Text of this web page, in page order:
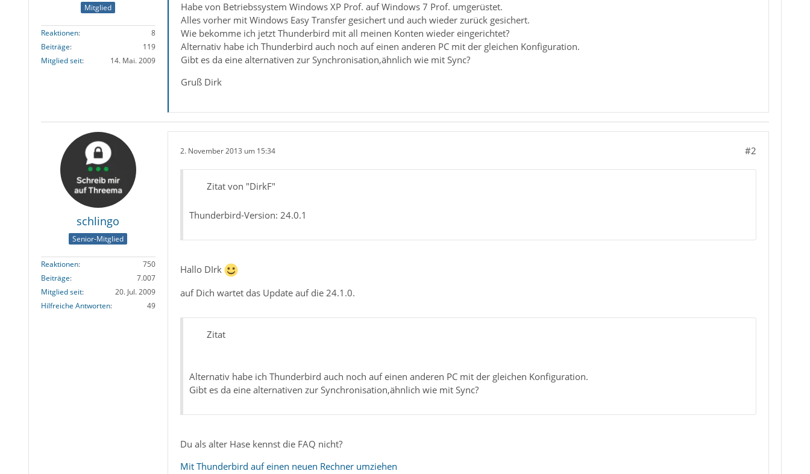
Mitglied
Reaktionen
8
Beiträge
119
Mitglied seit
14. Mai. 2009
Habe von Betriebssystem Windows XP Prof. auf Windows 7 Prof. umgerüstet.
Alles vorher mit Windows Easy Transfer gesichert und auch wieder zurück gesichert.
Wie bekomme ich jetzt Thunderbird mit all meinen Konten wieder eingerichtet?
Alternativ habe ich Thunderbird auch noch auf einen anderen PC mit der gleichen Konfiguration.
Gibt es da eine alternativen zur Synchronisation,ähnlich wie mit Sync?
Gruß Dirk
schlingo
Senior-Mitglied
Reaktionen
750
Beiträge
7.007
Mitglied seit
20. Jul. 2009
Hilfreiche Antworten
49
2. November 2013 um 15:34 #2
Zitat von "DirkF"
Thunderbird-Version: 24.0.1
Hallo DIrk
auf Dich wartet das Update auf die 24.1.0.
Zitat
Alternativ habe ich Thunderbird auch noch auf einen anderen PC mit der gleichen Konfiguration.
Gibt es da eine alternativen zur Synchronisation,ähnlich wie mit Sync?
Du als alter Hase kennst die FAQ nicht?
Mit Thunderbird auf einen neuen Rechner umziehen